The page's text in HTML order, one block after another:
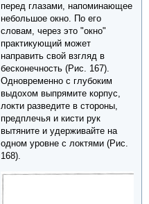
перед глазами, напоминающее
небольшое окно. По его
словам, через это "окно"
практикующий может
направить свой взгляд в
бесконечность (Рис. 167).
Одновременно с глубоким
выдохом выпрямите корпус,
локти разведите в стороны,
предплечья и кисти рук
вытяните и удерживайте на
одном уровне с локтями (Рис.
168).